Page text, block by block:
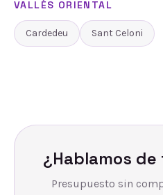
VALLÈS ORIENTAL
Cardedeu Sant Celoni
¿Hablamos
Presupuesto sin